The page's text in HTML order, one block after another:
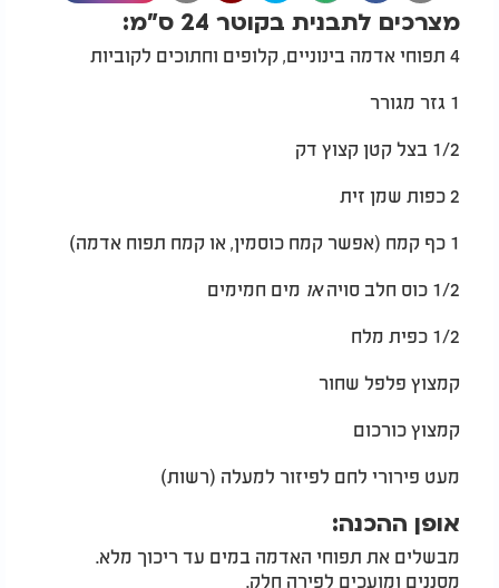
מצרכים לתבנית בקוטר 24 ס"מ:
4 תפוחי אדמה בינוניים, קלופים וחתוכים לקוביות
1 גזר מגורר
1/2 בצל קטן קצוץ דק
2 כפות שמן זית
1 כף קמח (אפשר קמח כוסמין, או קמח תפוח אדמה)
1/2 כוס חלב סויה
או מים חמימים
1/2 כפית מלח
קמצוץ פלפל שחור
קמצוץ כורכום
מעט פירורי לחם לפיזור למעלה (רשות)
אופן ההכנה:
מבשלים את תפוחי האדמה במים עד ריכוך מלא.
מסננים ומועכים לפירה חלק.